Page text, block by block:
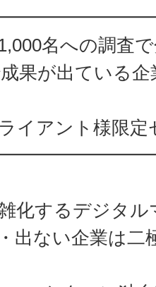
名への調査
出ている企
アント様限定
化するデジタル
出ない企業は二